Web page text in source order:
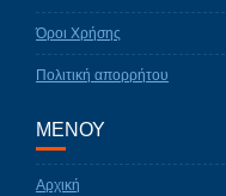
Όροι Χρήσης
Πολιτική απορρήτου
ΜΕΝΟΥ
Αρχική